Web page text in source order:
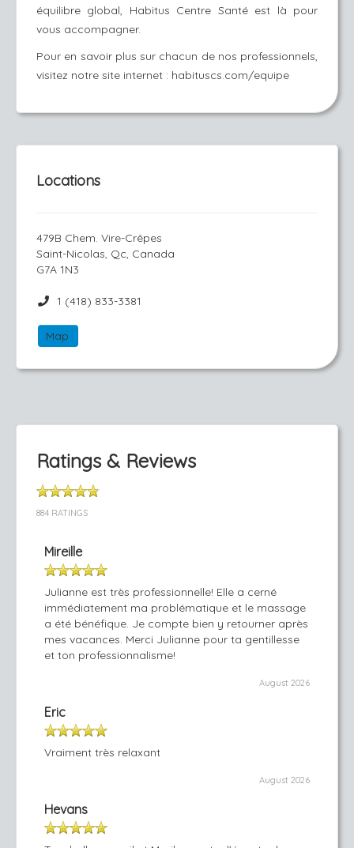
équilibre global, Habitus Centre Santé est là pour
vous accompagner.
Pour en savoir plus sur chacun de nos professionnels,
visitez notre site internet : habituscs.com/equipe
Locations
479B Chem. Vire-Crêpes
Saint-Nicolas, Qc, Canada
G7A 1N3
1 (418) 833-3381
Map
Ratings & Reviews
884 RATINGS
Mireille
Julianne est très professionnelle! Elle a cerné
immédiatement ma problématique et le massage
a été bénéfique. Je compte bien y retourner après
mes vacances. Merci Julianne pour ta gentillesse
et ton professionnalisme!
August 2026
Eric
Vraiment très relaxant
August 2026
Hevans